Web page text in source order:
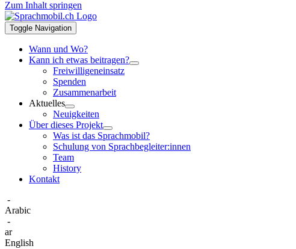
Zum Inhalt springen
Toggle Navigation
Wann und Wo?
Kann ich etwas beitragen?
Freiwilligeneinsatz
Spenden
Zusammenarbeit
Aktuelles
Neuigkeiten
Über dieses Projekt
Was ist das Sprachmobil?
Schulung von Sprachbegleiter:innen
Team
History
Kontakt
-
Arabic
-
ar
English